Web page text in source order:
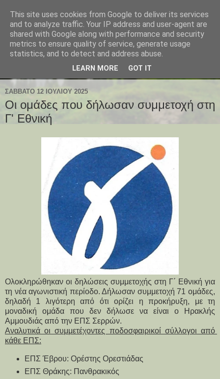
ΣΆΒΒΑΤΟ 12 ΙΟΥΛΊΟΥ 2025
Οι ομάδες που δήλωσαν συμμετοχή στη
Γ' Εθνική
Ολοκληρώθηκαν οι δηλώσεις συμμετοχής στη Γ΄ Εθνική για
τη νέα αγωνιστική περίοδο.Δήλωσαν συμμετοχή 71 ομάδες,
δηλαδή 1 λιγότερη από ότι ορίζει η προκήρυξη, με τη
μοναδική ομάδα που δεν δήλωσε να είναι ο Ηρακλής
Αμμουδιάς από την ΕΠΣ Σερρών.
Αναλυτικά οι συμμετέχοντες ποδοσφαιρικοί σύλλογοι από
κάθε ΕΠΣ:
ΕΠΣ Έβρου: Ορέστης Ορεστιάδας
ΕΠΣ Θράκης: Πανθρακικός
This site uses cookies from Google to deliver its services
and to analyze traffic. Your IP address and user-agent are
shared with Google along with performance and security
metrics to ensure quality of service, generate usage
statistics, and to detect and address abuse.
LEARN MORE GOT IT